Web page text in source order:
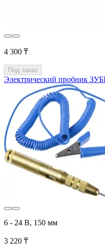
4 300 ₸
Под заказ
Электрический пробник
6 - 24 В, 150 мм
3 220 ₸